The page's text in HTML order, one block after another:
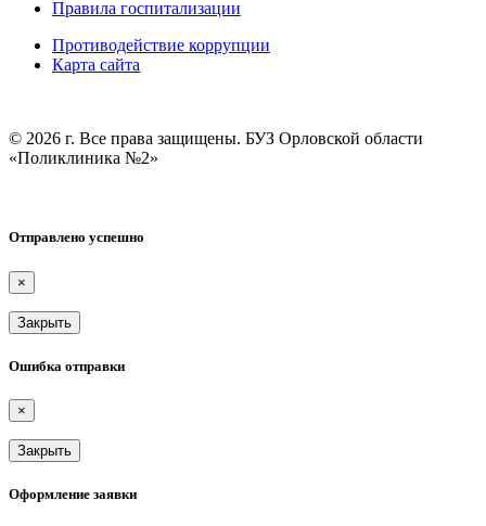
Правила госпитализации
Противодействие коррупции
Карта сайта
© 2026 г. Все права защищены. БУЗ Орловской области
«Поликлиника №2»
Отправлено успешно
×
Закрыть
Ошибка отправки
×
Закрыть
Оформление заявки